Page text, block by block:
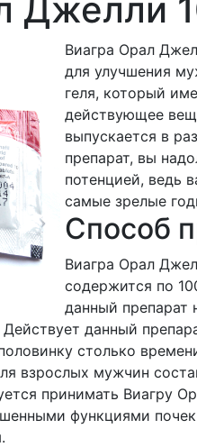
Джелли
Виагра Орал
для улучшения
геля, который
действующее
выпускается в
препарат, вы
потенцией, ведь
самые зрелые
Способ
Виагра Орал
содержится по
данный препарат
Действует данный
столько
взрослых мужчин
принимать Виагру
функциями